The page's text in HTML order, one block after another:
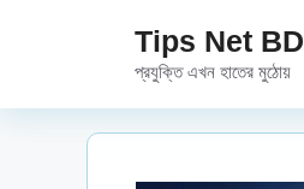
Tips Net BD
প্রযুক্তি এখন হাতের মুঠোয়